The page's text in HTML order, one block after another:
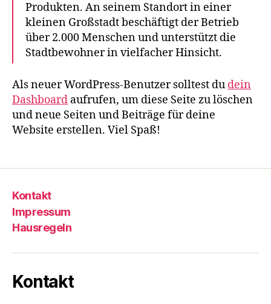
Produkten. An seinem Standort in einer
kleinen Großstadt beschäftigt der Betrieb
über 2.000 Menschen und unterstützt die
Stadtbewohner in vielfacher Hinsicht.
Als neuer WordPress-Benutzer solltest du dein
Dashboard aufrufen, um diese Seite zu löschen
und neue Seiten und Beiträge für deine
Website erstellen. Viel Spaß!
Kontakt
Impressum
Hausregeln
Kontakt